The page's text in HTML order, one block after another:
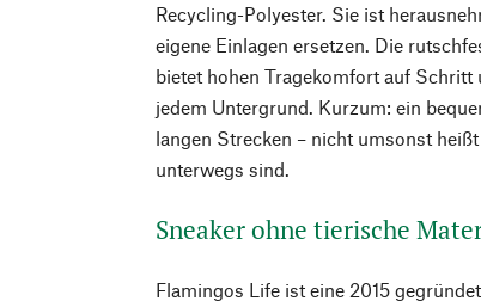
Recycling-Polyester. Sie ist
eigene Einlagen ersetzen. Die
bietet hohen Tragekomfort auf
jedem Untergrund. Kurzum: ein
langen Strecken – nicht umsonst
unterwegs sind.
Sneaker ohne tierische
Flamingos Life ist eine 2015